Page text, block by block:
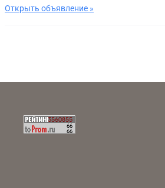
Открыть объявление »